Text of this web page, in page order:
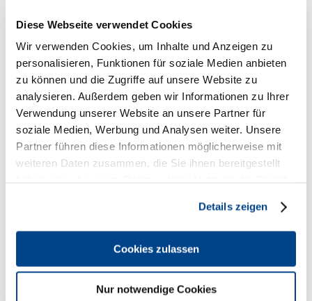
Diese Webseite verwendet Cookies
Wir verwenden Cookies, um Inhalte und Anzeigen zu
personalisieren, Funktionen für soziale Medien anbieten
zu können und die Zugriffe auf unsere Website zu
analysieren. Außerdem geben wir Informationen zu Ihrer
Verwendung unserer Website an unsere Partner für
soziale Medien, Werbung und Analysen weiter. Unsere
Partner führen diese Informationen möglicherweise mit
weiteren Daten zusammen, die Sie ihnen bereitgestellt
Details zeigen
Cookies zulassen
Nur notwendige Cookies
Bettina von Massenbach
Oyster Culinary Management